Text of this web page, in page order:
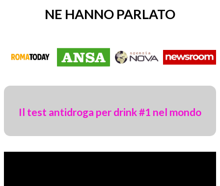
NE HANNO PARLATO
Il test antidroga per drink #1 nel mondo